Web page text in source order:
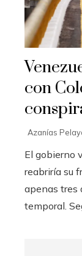
con
Azanías
El gobierno
reabriría su
apenas tres
temporal.